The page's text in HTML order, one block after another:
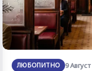
ЛЮБОПИТНО 9